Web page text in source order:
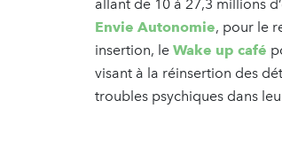
allant de 10 à 27,3 millions
Envie Autonomie, pour le
insertion, le Wake up café
visant à la réinsertion des
troubles psychiques dans